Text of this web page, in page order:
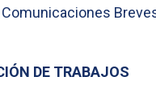
DE TRABAJOS